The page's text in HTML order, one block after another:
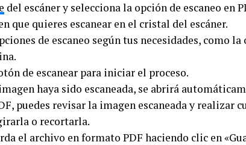
del escáner y selecciona la opción de escaneo en
que quieres escanear en el cristal del escáner.
de escaneo según tus necesidades, como
de escanear para iniciar el proceso.
haya sido escaneada, se abrirá
puedes revisar la imagen escaneada y realizar
o recortarla.
el archivo en formato PDF haciendo clic en